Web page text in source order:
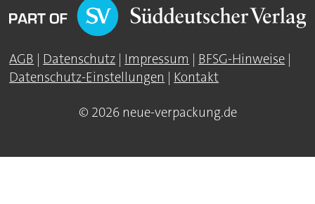
AGB | Datenschutz | Impressum | BFSG-Hinweise |
Datenschutz-Einstellungen | Kontakt
© 2026 neue-verpackung.de